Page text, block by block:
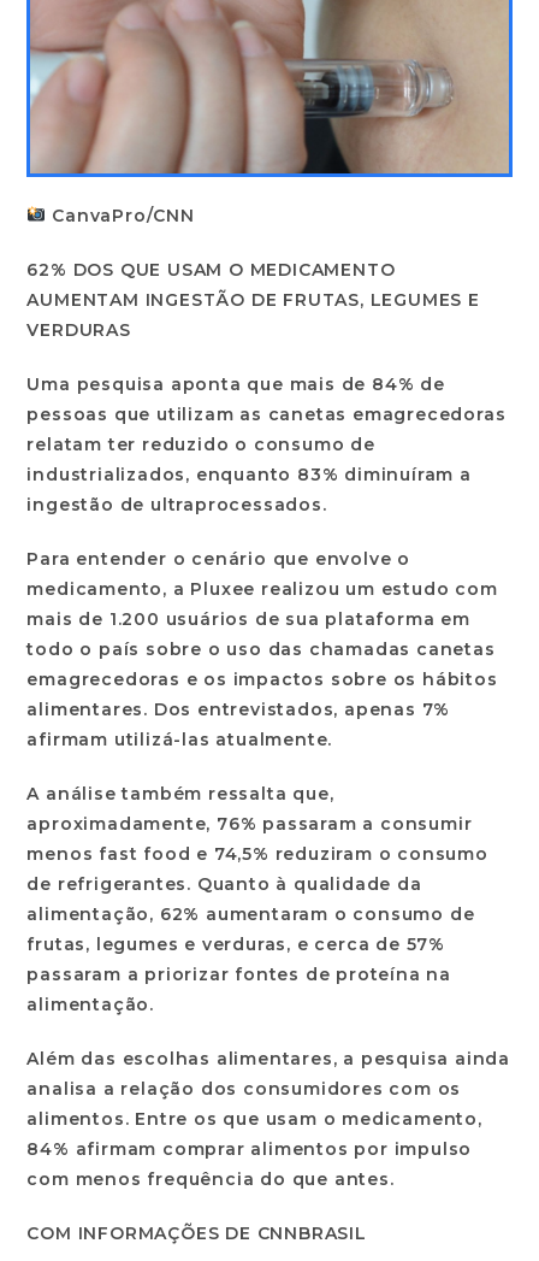
CanvaPro/CNN
62% DOS QUE USAM O MEDICAMENTO
AUMENTAM INGESTÃO DE FRUTAS, LEGUMES E
VERDURAS
Uma pesquisa aponta que mais de 84% de
pessoas que utilizam as canetas emagrecedoras
relatam ter reduzido o consumo de
industrializados, enquanto 83% diminuíram a
ingestão de ultraprocessados.
Para entender o cenário que envolve o
medicamento, a Pluxee realizou um estudo com
mais de 1.200 usuários de sua plataforma em
todo o país sobre o uso das chamadas canetas
emagrecedoras e os impactos sobre os hábitos
alimentares. Dos entrevistados, apenas 7%
afirmam utilizá-las atualmente.
A análise também ressalta que,
aproximadamente, 76% passaram a consumir
menos fast food e 74,5% reduziram o consumo
de refrigerantes. Quanto à qualidade da
alimentação, 62% aumentaram o consumo de
frutas, legumes e verduras, e cerca de 57%
passaram a priorizar fontes de proteína na
alimentação.
Além das escolhas alimentares, a pesquisa ainda
analisa a relação dos consumidores com os
alimentos. Entre os que usam o medicamento,
84% afirmam comprar alimentos por impulso
com menos frequência do que antes.
COM INFORMAÇÕES DE CNNBRASIL